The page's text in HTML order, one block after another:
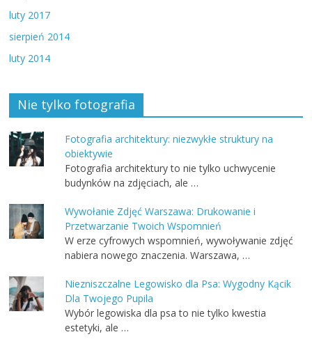
luty 2017
sierpień 2014
luty 2014
Nie tylko fotografia
Fotografia architektury: niezwykłe struktury na
obiektywie
Fotografia architektury to nie tylko uchwycenie
budynków na zdjęciach, ale …
Wywołanie Zdjęć Warszawa: Drukowanie i
Przetwarzanie Twoich Wspomnień
W erze cyfrowych wspomnień, wywoływanie zdjęć
nabiera nowego znaczenia. Warszawa, …
Niezniszczalne Legowisko dla Psa: Wygodny Kącik
Dla Twojego Pupila
Wybór legowiska dla psa to nie tylko kwestia
estetyki, ale …